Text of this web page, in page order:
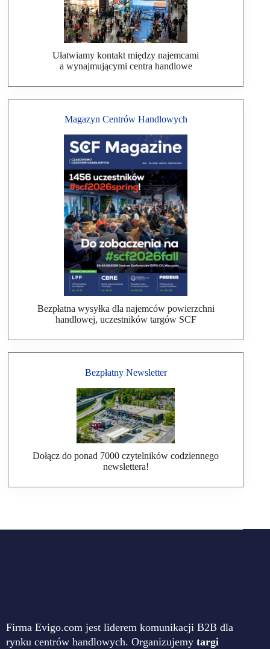
Ułatwiamy kontakt między najemcami
a wynajmującymi centra handlowe
Magazyn Centrów Handlowych
Bezpłatna wysyłka dla najemców powierzchni
handlowej, uczestników targów SCF
Bezpłatny Newsletter
Dołącz do ponad 7000 czytelników codziennego
newslettera!
Firma Evigo.com jest liderem komunikacji B2B dla
rynku centrów handlowych. Organizujemy targi